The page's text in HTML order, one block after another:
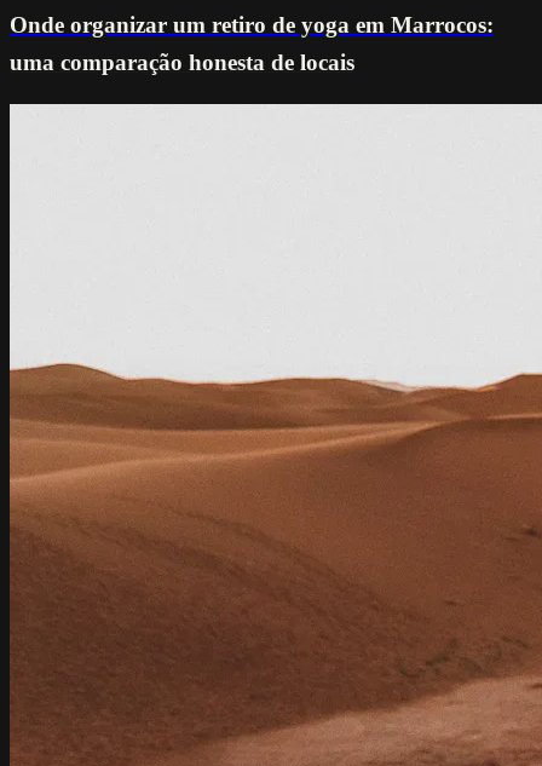
Onde organizar um retiro de yoga em Marrocos:
uma comparação honesta de locais